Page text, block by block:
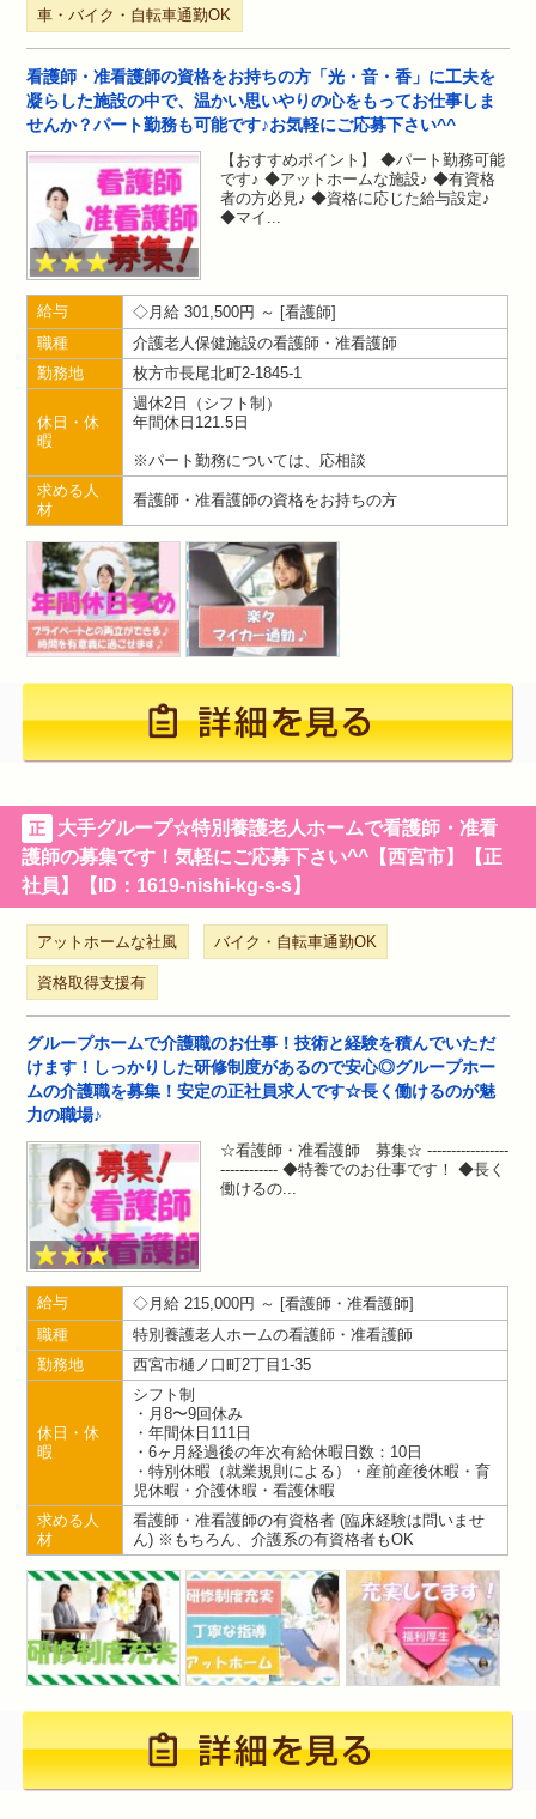
車・バイク・自転車通勤OK
看護師・准看護師の資格をお持ちの方「光・音・香」に工夫を
凝らした施設の中で、温かい思いやりの心をもってお仕事しま
せんか？パート勤務も可能です♪お気軽にご応募下さい^^
【おすすめポイント】 ◆パート勤務可能
です♪ ◆アットホームな施設♪ ◆有資格
者の方必見♪ ◆資格に応じた給与設定♪
◆マイ
給与 月給 301,500円 ～
看護師
職種
介護老人保健施設の看護師・准看護師
勤務地
枚方市長尾北町2-1845-1
休日・休
暇
週休2日（シフト制）
年間休日121.5日
※パート勤務については、応相談
求める人
材
看護師・准看護師の資格をお持ちの方
正
大手グループ☆特別養護老人ホームで看護師・准看
護師の募集です！気軽にご応募下さい^^【西宮市】【正
社員】【ID：1619-nishi-kg-s-s】
アットホームな社風 バイク・自転車通勤OK
資格取得支援有
グループホームで介護職のお仕事！技術と経験を積んでいただ
けます！しっかりした研修制度があるので安心◎グループホー
ムの介護職を募集！安定の正社員求人です☆長く働けるのが魅
力の職場♪
☆看護師・准看護師 募集☆ -----------------
------------ ◆特養でのお仕事です！ ◆長く
働けるの
給与 月給 215,000円 ～
看護師・准看護師
職種
特別養護老人ホームの看護師・准看護師
勤務地
西宮市樋ノ口町2丁目1-35
休日・休
暇
シフト制
・月8〜9回休み
・年間休日111日
・6ヶ月経過後の年次有給休暇日数：10日
・特別休暇（就業規則による）・産前産後休暇・育
児休暇・介護休暇・看護休暇
求める人
材
看護師・准看護師の有資格者 (臨床経験は問いませ
ん) ※もちろん、介護系の有資格者もOK